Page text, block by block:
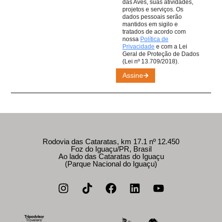
Assine
das Aves, suas atividades,
projetos e serviços. Os
dados pessoais serão
mantidos em sigilo e
tratados de acordo com
nossa Política de
Privacidade e com a Lei
Geral de Proteção de Dados
(Lei nº 13.709/2018).
Rodovia das Cataratas, km 17.1 nº 12.450
Foz do Iguaçu/PR, Brasil
Ao lado das Cataratas do Iguaçu
(Parque Nacional do Iguaçu)